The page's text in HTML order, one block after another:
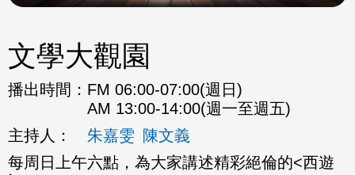
文學大觀園
播出時間： FM 06:00-07:00(週日)
AM 13:00-14:00(週一至週五)
主持人：
朱嘉雯 陳文義
每周日上午六點，為大家講述精彩絕倫的<西遊